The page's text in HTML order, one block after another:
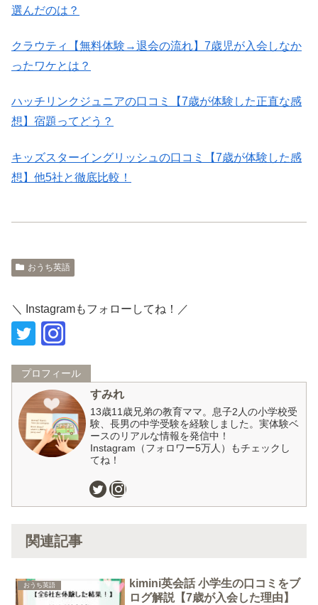
選んだのは？
クラウティ【無料体験→退会の流れ】7歳児が入会しなか
ったワケとは？
ハッチリンクジュニアの口コミ【7歳が体験した正直な感
想】宿題ってどう？
キッズスターイングリッシュの口コミ【7歳が体験した感
想】他5社と徹底比較！
おうち英語
＼ Instagramもフォローしてね！／
プロフィール
すみれ
13歳11歳兄弟の教育ママ。息子2人の小学校受
験、長男の中学受験を経験しました。実体験ベ
ースのリアルな情報を発信中！
Instagram（フォロワー5万人）もチェックし
てね！
関連記事
おうち英語
kimini英会話 小学生の口コミをブ
ログ解説【7歳が入会した理由】